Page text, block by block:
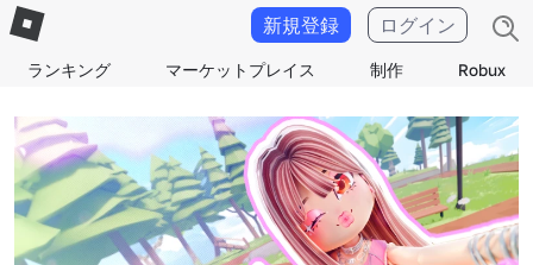
ランキング マーケットプレイス 制作 Robux
新規登録 ログイン